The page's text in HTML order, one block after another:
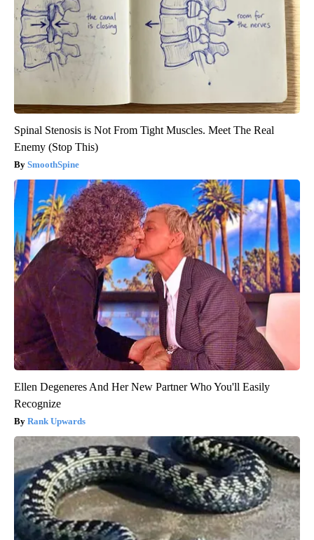
Spinal Stenosis is Not From Tight Muscles. Meet The Real
Enemy (Stop This)
SmoothSpine
Ellen Degeneres And Her New Partner Who You'll Easily
Recognize
Rank Upwards